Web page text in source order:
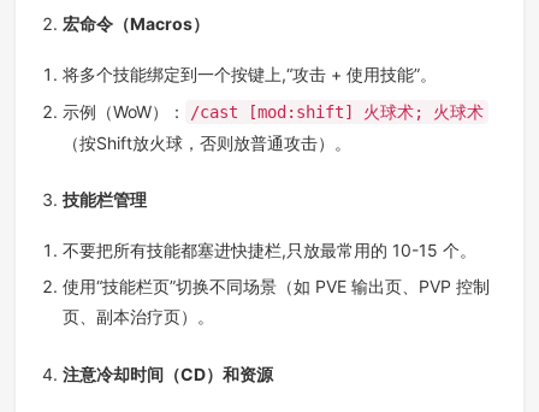
宏命令（Macros）
将多个技能绑定到一个按键上,“攻击 + 使用技能”。
示例（WoW）：
/cast [mod:shift] 火球术; 火球术
（按Shift放火球，否则放普通攻击）。
技能栏管理
不要把所有技能都塞进快捷栏,只放最常用的 10-15 个。
使用“技能栏页”切换不同场景（如 PVE 输出页、PVP 控制
页、副本治疗页）。
注意冷却时间（CD）和资源